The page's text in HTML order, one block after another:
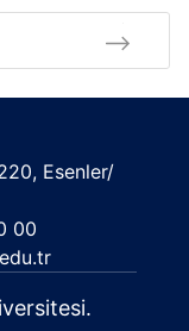
Esenler/
00